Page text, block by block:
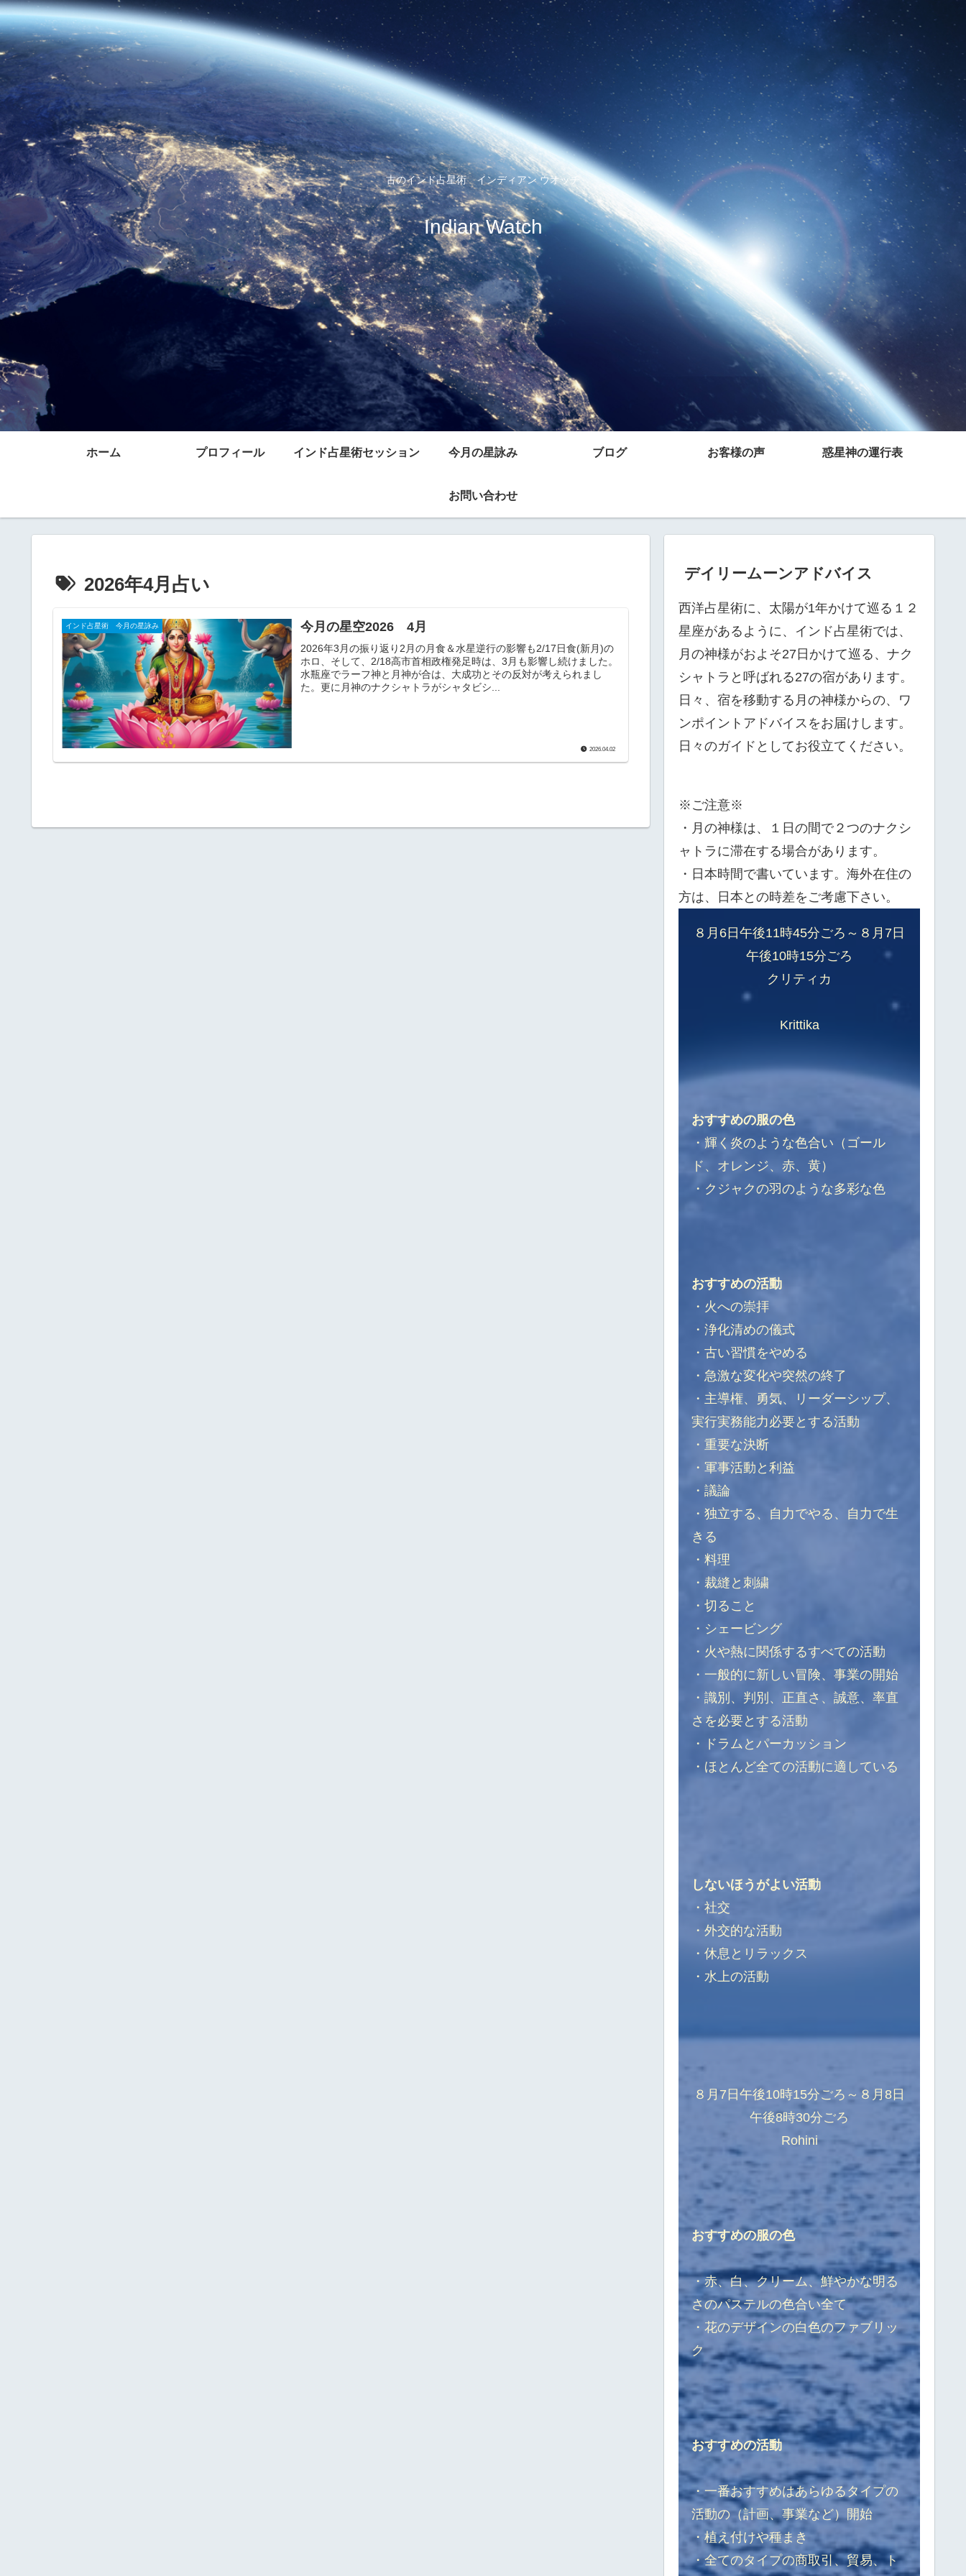
古のインド占星術 インディアン ウオッチ
Indian Watch
ホーム プロフィール インド占星術セッション 今月の星詠み ブログ お客様の声 惑星神の運行表
お問い合わせ
2026年4月占い
インド占星術 今月の星詠み 今月の星空2026 4月
2026年3月の振り返り2月の月食＆水星逆行の影響も2/17日食(新月)の
ホロ、そして、2/18高市首相政権発足時は、3月も影響し続けました。
水瓶座でラーフ神と月神が合は、大成功とその反対が考えられまし
た。更に月神のナクシャトラがシャタビシ...
2026.04.02
デイリームーンアドバイス
西洋占星術に、太陽が1年かけて巡る１２
星座があるように、インド占星術では、
月の神様がおよそ27日かけて巡る、ナク
シャトラと呼ばれる27の宿があります。
日々、宿を移動する月の神様からの、ワ
ンポイントアドバイスをお届けします。
日々のガイドとしてお役立てください。
※ご注意※
・月の神様は、１日の間で２つのナクシ
ャトラに滞在する場合があります。
・日本時間で書いています。海外在住の
方は、日本との時差をご考慮下さい。
８月6日午後11時45分ごろ～８月7日
午後10時15分ごろ
クリティカ
Krittika
おすすめの服の色
・輝く炎のような色合い（ゴール
ド、オレンジ、赤、黄）
・クジャクの羽のような多彩な色
おすすめの活動
・火への崇拝
・浄化清めの儀式
・古い習慣をやめる
・急激な変化や突然の終了
・主導権、勇気、リーダーシップ、
実行実務能力必要とする活動
・重要な決断
・軍事活動と利益
・議論
・独立する、自力でやる、自力で生
きる
・料理
・裁縫と刺繍
・切ること
・シェービング
・火や熱に関係するすべての活動
・一般的に新しい冒険、事業の開始
・識別、判別、正直さ、誠意、率直
さを必要とする活動
・ドラムとパーカッション
・ほとんど全ての活動に適している
しないほうがよい活動
・社交
・外交的な活動
・休息とリラックス
・水上の活動
８月7日午後10時15分ごろ～８月8日
午後8時30分ごろ
Rohini
おすすめの服の色
・赤、白、クリーム、鮮やかな明る
さのパステルの色合い全て
・花のデザインの白色のファブリッ
ク
おすすめの活動
・一番おすすめはあらゆるタイプの
活動の（計画、事業など）開始
・植え付けや種まき
・全てのタイプの商取引、貿易、ト